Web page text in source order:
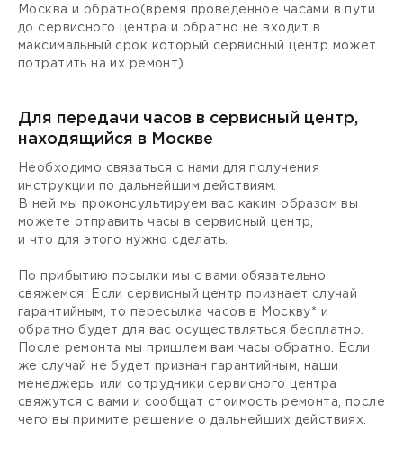
Москва и обратно(время проведенное часами в пути
до сервисного центра и обратно не входит в
максимальный срок который сервисный центр может
потратить на их ремонт).
Для передачи часов в сервисный центр,
находящийся в Москве
Необходимо связаться с нами для получения
инструкции по дальнейшим действиям.
В ней мы проконсультируем вас каким образом вы
можете отправить часы в сервисный центр,
и что для этого нужно сделать.
По прибытию посылки мы с вами обязательно
свяжемся. Если сервисный центр признает случай
гарантийным, то пересылка часов в Москву* и
обратно будет для вас осуществляться бесплатно.
После ремонта мы пришлем вам часы обратно. Если
же случай не будет признан гарантийным, наши
менеджеры или сотрудники сервисного центра
свяжутся с вами и сообщат стоимость ремонта, после
чего вы примите решение о дальнейших действиях.